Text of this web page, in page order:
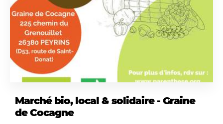
Marché bio, local & solidaire - Graine
de Cocagne